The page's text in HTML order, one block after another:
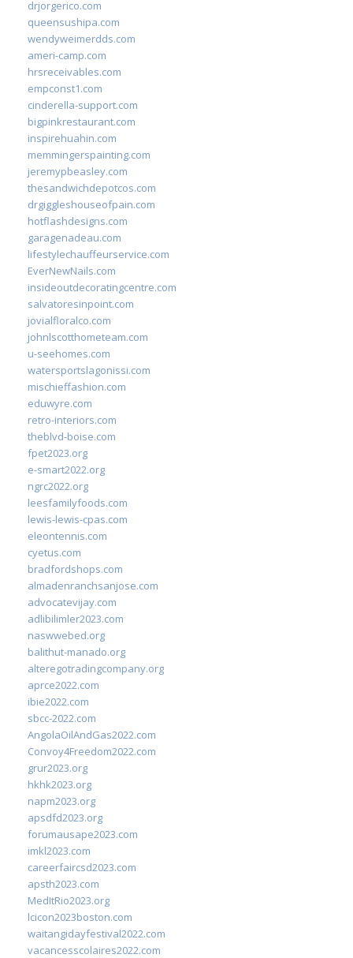
drjorgerico.com
queensushipa.com
wendyweimerdds.com
ameri-camp.com
hrsreceivables.com
empconst1.com
cinderella-support.com
bigpinkrestaurant.com
inspirehuahin.com
memmingerspainting.com
jeremypbeasley.com
thesandwichdepotcos.com
drgiggleshouseofpain.com
hotflashdesigns.com
garagenadeau.com
lifestylechauffeurservice.com
EverNewNails.com
insideoutdecoratingcentre.com
salvatoresinpoint.com
jovialfloralco.com
johnlscotthometeam.com
u-seehomes.com
watersportslagonissi.com
mischieffashion.com
eduwyre.com
retro-interiors.com
theblvd-boise.com
fpet2023.org
e-smart2022.org
ngrc2022.org
leesfamilyfoods.com
lewis-lewis-cpas.com
eleontennis.com
cyetus.com
bradfordshops.com
almadenranchsanjose.com
advocatevijay.com
adlibilimler2023.com
naswwebed.org
balithut-manado.org
alteregotradingcompany.org
aprce2022.com
ibie2022.com
sbcc-2022.com
AngolaOilAndGas2022.com
Convoy4Freedom2022.com
grur2023.org
hkhk2023.org
napm2023.org
apsdfd2023.org
forumausape2023.com
imkl2023.com
careerfaircsd2023.com
apsth2023.com
MedItRio2023.org
lcicon2023boston.com
waitangidayfestival2022.com
vacancesscolaires2022.com